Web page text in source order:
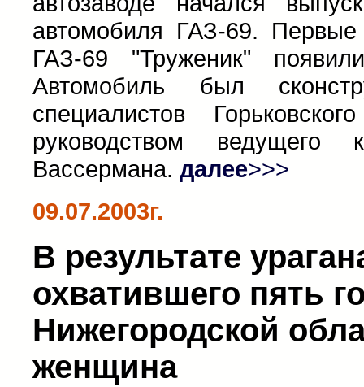
автомобиля ГАЗ-69.
ГАЗ-69 "Труженик"
Автомобиль был
специалистов
руководством ведущего
Вассермана. далее>>>
09.07.2003г.
В результате
охватившего пять
Нижегородской
женщина